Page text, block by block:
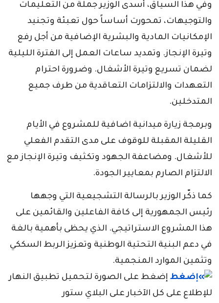
وفي هذا السياق، أسدى الوزير جملة من التعليمات
والتوجيهات، تمحورت أساساً حول تعبئة وتجنيد
الإمكانيات المادية والبشرية الإضافية من أجل رفع
وتيرة الإنجاز. وتمديد ساعات العمل إلى الفترة الليلية
لضمان تسريع وتيرة الأشغال. وضرورة احترام
التعهدات والالتزامات التعاقدية من طرف جميع
المتدخلين.
وبرمجة زيارة ميدانية اضافية للمشروع في الأيام
القليلة المقبلة للوقوف على مدى التقدم الفعلي
للأشغال. ومضاعفة الجهود وتكثيف وتيرة الإنجاز مع
الالتزام الصارم بمعايير الجودة.
كما ذكّر الوزير بالرسالة التشجيعية التي وجهها
رئيس الجمهورية إلى كافة الفاعلين والقائمين على
هذا المشروع الاستراتيجي. الذي يحظى بأهمية بالغة
في دعم البنية التحتية الوطنية وتعزيز الربط السككي
وتثمين الموارد المنجمية.
إضغط على الصورة لتحميل تطبيق النهار
للإطلاع على كل الآخبار على البلاي ستور